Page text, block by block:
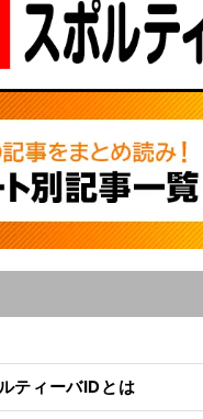
ティーバIDとは